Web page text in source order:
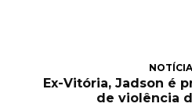
Ex-Vitória, Jadson é
de violência